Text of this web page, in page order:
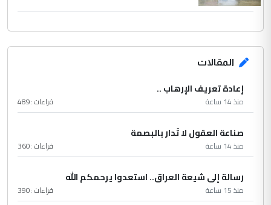
المقالات
إعادة تعريف الإرهاب ..
منذ 14 ساعة قراءات :489
صناعة العقول لا تُدار بالبصمة
منذ 14 ساعة قراءات :360
رسالة إلى شيعة العراق.. استعدوا يرحمكم الله
منذ 15 ساعة قراءات :390